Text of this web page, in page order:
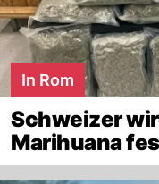
In Rom
Schweizer
Marihuana